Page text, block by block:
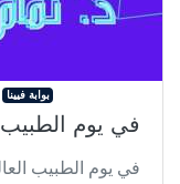
بوابة فيينا
في يوم الطبيب
في يوم الطبيب